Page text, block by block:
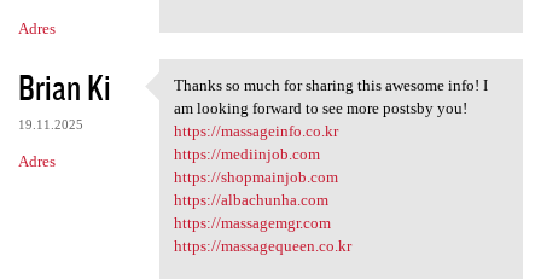
Adres
Brian Ki
19.11.2025
Adres
Thanks so much for sharing
Thanks so much for sharing this awesome info! I
am looking forward to see more postsby you!
https://massageinfo.co.kr
https://mediinjob.com
https://shopmainjob.com
https://albachunha.com
https://massagemgr.com
https://massagequeen.co.kr